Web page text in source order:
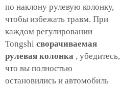
по наклону рулевую колонку,
чтобы избежать травм. При
каждом регулировании
Tongshi сворачиваемая
рулевая колонка , убедитесь,
что вы полностью
остановились и автомобиль